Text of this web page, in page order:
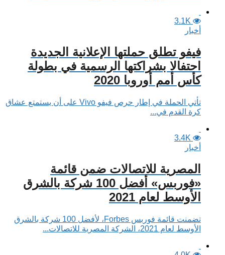
3.1K
أخبار
فيفو تطلق حملتها الإعلانية الجديدة
احتفالا بشراكتها الرسمية في بطولة
كأس أمم أوروبا 2020
تأتي الحملة في إطار حرص فيفو Vivo على أن يستمتع عشاق
كرة القدم في...
3.4K
أخبار
المصرية للاتصالات ضمن قائمة
«فوربس» أفضل 100 شركة بالشرق
الأوسط لعام 2021
تضمنت قائمة فوربس Forbes، لأفضل 100 شركة بالشرق
الأوسط لعام 2021، الشركة المصرية للاتصالات...